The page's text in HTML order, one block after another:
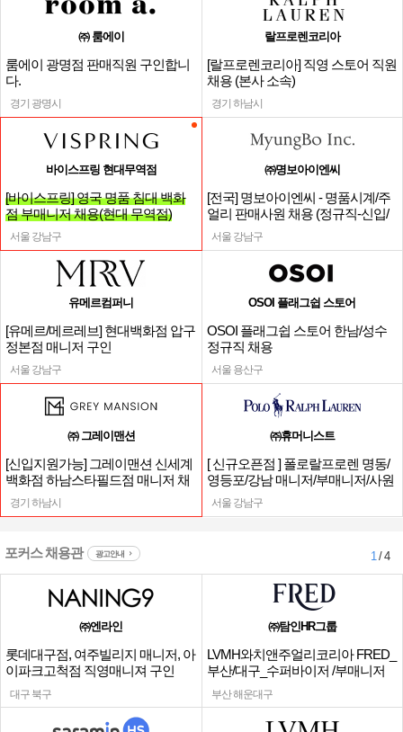
㈜ 룸에이
룸에이 광명점 판매직원 구인합니
다.
경기 광명시
랄프로렌코리아
[랄프로렌코리아] 직영 스토어 직원
채용 (본사 소속)
경기 하남시
바이스프링 현대무역점
[바이스프링] 영국 명품 침대 백화
점 부매니저 채용(현대 무역점)
서울 강남구
㈜명보아이엔씨
[전국] 명보아이엔씨 - 명품시계/주
얼리 판매사원 채용 (정규직-신입/
경력)
서울 강남구
유메르컴퍼니
[유메르/메르레브] 현대백화점 압구
정본점 매니저 구인
서울 강남구
OSOI 플래그쉽 스토어
OSOI 플래그쉽 스토어 한남/성수
정규직 채용
서울 용산구
㈜ 그레이맨션
[신입지원가능] 그레이맨션 신세계
백화점 하남스타필드점 매니저 채
용
경기 하남시
㈜휴머니스트
[ 신규오픈점 ] 폴로랄프로렌 명동/
영등포/강남 매니저/부매니저/사원
서울 강남구
포커스 채용관 광고안내 1/ 4
㈜엔라인
롯데대구점, 여주빌리지 매니저, 아
이파크고척점 직영매니져 구인
대구 북구
㈜탐인HR그룹
LVMH와치앤주얼리코리아 FRED_
부산/대구_수퍼바이저 /부매니저
채용
부산 해운대구